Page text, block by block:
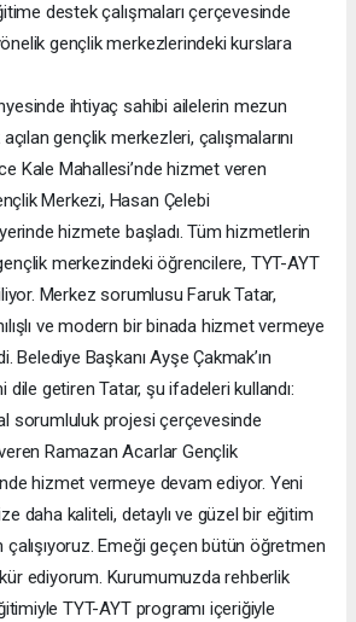
destek çalışmaları çerçevesinde
gençlik merkezlerindeki kurslara
ihtiyaç sahibi ailelerin mezun
gençlik merkezleri, çalışmalarını
Kale Mahallesi’nde hizmet veren
Merkezi, Hasan Çelebi
hizmete başladı. Tüm hizmetlerin
merkezindeki öğrencilere, TYT-AYT
Merkez sorumlusu Faruk Tatar,
ve modern bir binada hizmet vermeye
Belediye Başkanı Ayşe Çakmak’ın
getiren Tatar, şu ifadeleri kullandı:
sorumluluk projesi çerçevesinde
Ramazan Acarlar Gençlik
hizmet vermeye devam ediyor. Yeni
daha kaliteli, detaylı ve güzel bir eğitim
Emeği geçen bütün öğretmen
ediyorum. Kurumumuzda rehberlik
TYT-AYT programı içeriğiyle